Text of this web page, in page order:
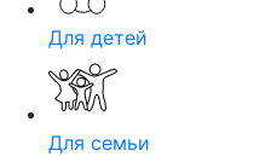
Для детей
Для семьи